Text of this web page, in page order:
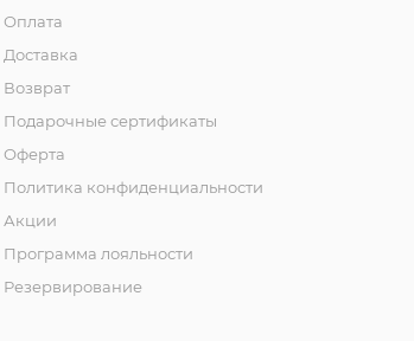
Оплата
Доставка
Возврат
Подарочные сертификаты
Оферта
Политика конфиденциальности
Акции
Программа лояльности
Резервирование